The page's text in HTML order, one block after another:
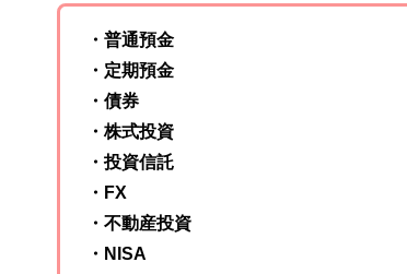
・普通預金
・定期預金
・債券
・株式投資
・投資信託
・FX
・不動産投資
・NISA